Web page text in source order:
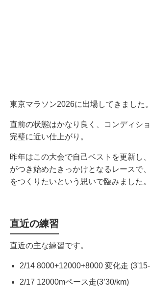
東京マラソン2026に出場してきました。
直前の状態はかなり良く、コンディシ
完璧に近い仕上がり。
昨年はこの大会で自己ベストを更新し
がつき始めたきっかけとなるレースで
をつくりたいという思いで臨みました。
直近の練習
直近の主な練習です。
2/14 8000+12000+8000 変化走
2/17 12000mペース走(3’30/km)